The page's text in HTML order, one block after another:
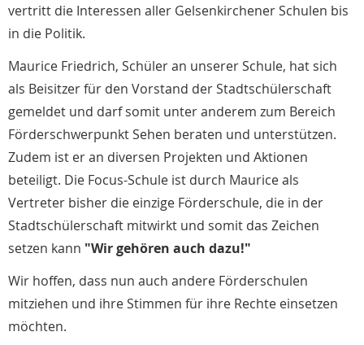
vertritt die Interessen aller Gelsenkirchener Schulen bis
in die Politik.
Maurice Friedrich, Schüler an unserer Schule, hat sich
als Beisitzer für den Vorstand der Stadtschülerschaft
gemeldet und darf somit unter anderem zum Bereich
Förderschwerpunkt Sehen beraten und unterstützen.
Zudem ist er an diversen Projekten und Aktionen
beteiligt. Die Focus-Schule ist durch Maurice als
Vertreter bisher die einzige Förderschule, die in der
Stadtschülerschaft mitwirkt und somit das Zeichen
setzen kann "Wir gehören auch dazu!"
Wir hoffen, dass nun auch andere Förderschulen
mitziehen und ihre Stimmen für ihre Rechte einsetzen
möchten.